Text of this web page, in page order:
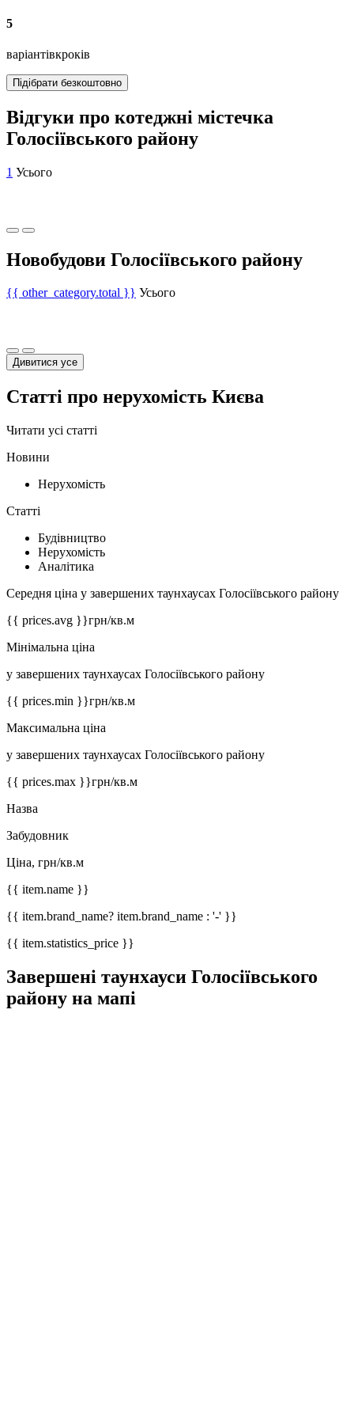
5
варіантівкроків
Підібрати безкоштовно
Відгуки про котеджні містечка
Голосіївського району
1 Усього
Новобудови Голосіївського району
{{ other_category.total }} Усього
Дивитися усе
Статті про нерухомість Києва
Читати усі статті
Новини
Нерухомість
Статті
Будівництво
Нерухомість
Аналітика
Середня ціна у завершених таунхаусах Голосіївського району
{{ prices.avg }}грн/кв.м
Мінімальна ціна
у завершених таунхаусах Голосіївського району
{{ prices.min }}грн/кв.м
Максимальна ціна
у завершених таунхаусах Голосіївського району
{{ prices.max }}грн/кв.м
Назва
Забудовник
Ціна, грн/кв.м
{{ item.name }}
{{ item.brand_name? item.brand_name : '-' }}
{{ item.statistics_price }}
Завершені таунхауси Голосіївського
району на мапі